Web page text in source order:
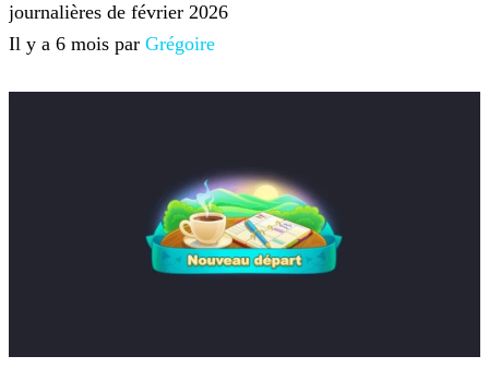
journalières de février 2026
Il y a 6 mois par Grégoire